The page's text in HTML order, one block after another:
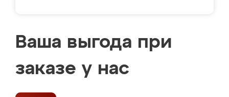
Ваша выгода при
заказе у нас